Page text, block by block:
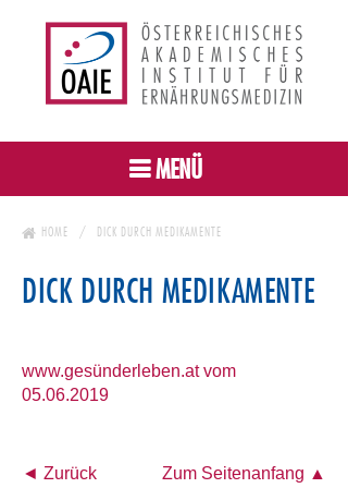
MENÜ
HOME DICK DURCH MEDIKAMENTE
DICK DURCH MEDIKAMENTE
www.gesünderleben.at vom
05.06.2019
◄ Zurück Zum Seitenanfang ▲